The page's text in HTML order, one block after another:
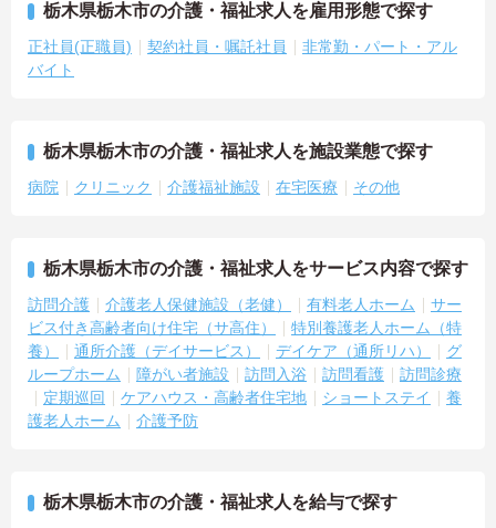
栃木県栃木市の介護・福祉求人を雇用形態で探す
正社員(正職員) 契約社員・嘱託社員
非常勤・パート・アル
バイト
栃木県栃木市の介護・福祉求人を施設業態で探す
病院 クリニック 介護福祉施設 在宅医療 その他
栃木県栃木市の介護・福祉求人をサービス内容で探す
訪問介護 介護老人保健施設（老健） 有料老人ホーム
サー
ビス付き高齢者向け住宅（サ高住）
特別養護老人ホーム（特
養）
通所介護（デイサービス） デイケア（通所リハ）
グ
ループホーム
障がい者施設 訪問入浴 訪問看護
訪問診療
定期巡回
ケアハウス・高齢者住宅地 ショートステイ
養
護老人ホーム
介護予防
栃木県栃木市の介護・福祉求人を給与で探す